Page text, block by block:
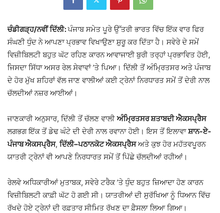
ਚੰਡੀਗੜ੍ਹ/ਨਵੀਂ ਦਿੱਲੀ:ਪੰਜਾਬ ਸਮੇਤ ਪੂਰੇ ਉੱਤਰੀ ਭਾਰਤ ਵਿੱਚ ਇੱਕ ਵਾਰ ਫਿਰ
ਸੰਘਣੀ ਧੁੰਦ ਨੇ ਆਪਣਾ ਪ੍ਰਭਾਵ ਵਿਖਾਉਣਾ ਸ਼ੁਰੂ ਕਰ ਦਿੱਤਾ ਹੈ। ਸਵੇਰੇ ਦੇ ਸਮੇਂ
ਵਿਜ਼ੀਬਿਲਟੀ ਬਹੁਤ ਘੱਟ ਰਹਿਣ ਕਾਰਨ ਆਵਾਜਾਈ ਬੁਰੀ ਤਰ੍ਹਾਂ ਪ੍ਰਭਾਵਿਤ ਹੋਈ,
ਜਿਸਦਾ ਸਿੱਧਾ ਅਸਰ ਰੇਲ ਸੇਵਾਵਾਂ ’ਤੇ ਪਿਆ। ਦਿੱਲੀ ਤੋਂ ਅੰਮ੍ਰਿਤਸਰ ਅਤੇ ਪੰਜਾਬ
ਦੇ ਹੋਰ ਮੁੱਖ ਸ਼ਹਿਰਾਂ ਵੱਲ ਜਾਣ ਵਾਲੀਆਂ ਕਈ ਟ੍ਰੇਨਾਂ ਨਿਰਧਾਰਤ ਸਮੇਂ ਤੋਂ ਦੇਰੀ ਨਾਲ
ਚੱਲਦੀਆਂ ਨਜ਼ਰ ਆਈਆਂ।
ਜਾਣਕਾਰੀ ਅਨੁਸਾਰ, ਦਿੱਲੀ ਤੋਂ ਚੱਲਣ ਵਾਲੀਅੰਮ੍ਰਿਤਸਰ ਸ਼ਤਾਬਦੀ ਐਕਸਪ੍ਰੈਸ
ਲਗਭਗ ਇੱਕ ਤੋਂ ਡੇਢ ਘੰਟੇ ਦੀ ਦੇਰੀ ਨਾਲ ਰਵਾਨਾ ਹੋਈ। ਇਸ ਤੋਂ ਇਲਾਵਾਸ਼ਾਨ-ਏ-
ਪੰਜਾਬ ਐਕਸਪ੍ਰੈਸ, ਦਿੱਲੀ–ਪਠਾਨਕੋਟ ਐਕਸਪ੍ਰੈਸਅਤੇ ਕੁਝ ਹੋਰ ਮਹੱਤਵਪੂਰਨ
ਯਾਤਰੀ ਟ੍ਰੇਨਾਂ ਵੀ ਆਪਣੇ ਨਿਰਧਾਰਤ ਸਮੇਂ ਤੋਂ ਪਿੱਛੇ ਚੱਲਦੀਆਂ ਰਹੀਆਂ।
ਰੇਲਵੇ ਅਧਿਕਾਰੀਆਂ ਮੁਤਾਬਕ, ਸਵੇਰੇ ਟਰੈਕ ’ਤੇ ਧੁੰਦ ਬਹੁਤ ਜ਼ਿਆਦਾ ਹੋਣ ਕਾਰਨ
ਵਿਜ਼ੀਬਿਲਟੀ ਕਾਫ਼ੀ ਘੱਟ ਹੋ ਗਈ ਸੀ। ਯਾਤਰੀਆਂ ਦੀ ਸੁਰੱਖਿਆ ਨੂੰ ਧਿਆਨ ਵਿੱਚ
ਰੱਖਦੇ ਹੋਏ ਟ੍ਰੇਨਾਂ ਦੀ ਰਫ਼ਤਾਰ ਸੀਮਿਤ ਰੱਖਣ ਦਾ ਫ਼ੈਸਲਾ ਲਿਆ ਗਿਆ।